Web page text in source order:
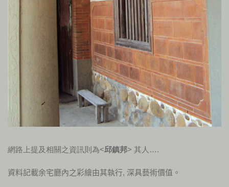
網路上提及相關之資訊則為<邱鎮邦> 其人….
資料記載余宅廳內之彩繪由其執行, 深具藝術價值 。